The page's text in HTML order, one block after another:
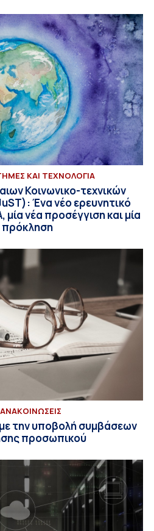
ΚΑΙ ΤΕΧΝΟΛΟΓΙΑ
Κοινωνικο-τεχνικών
Ένα νέο ερευνητικό
νέα προσέγγιση και μία
πρόκληση
την υποβολή συμβάσεων
προσωπικού